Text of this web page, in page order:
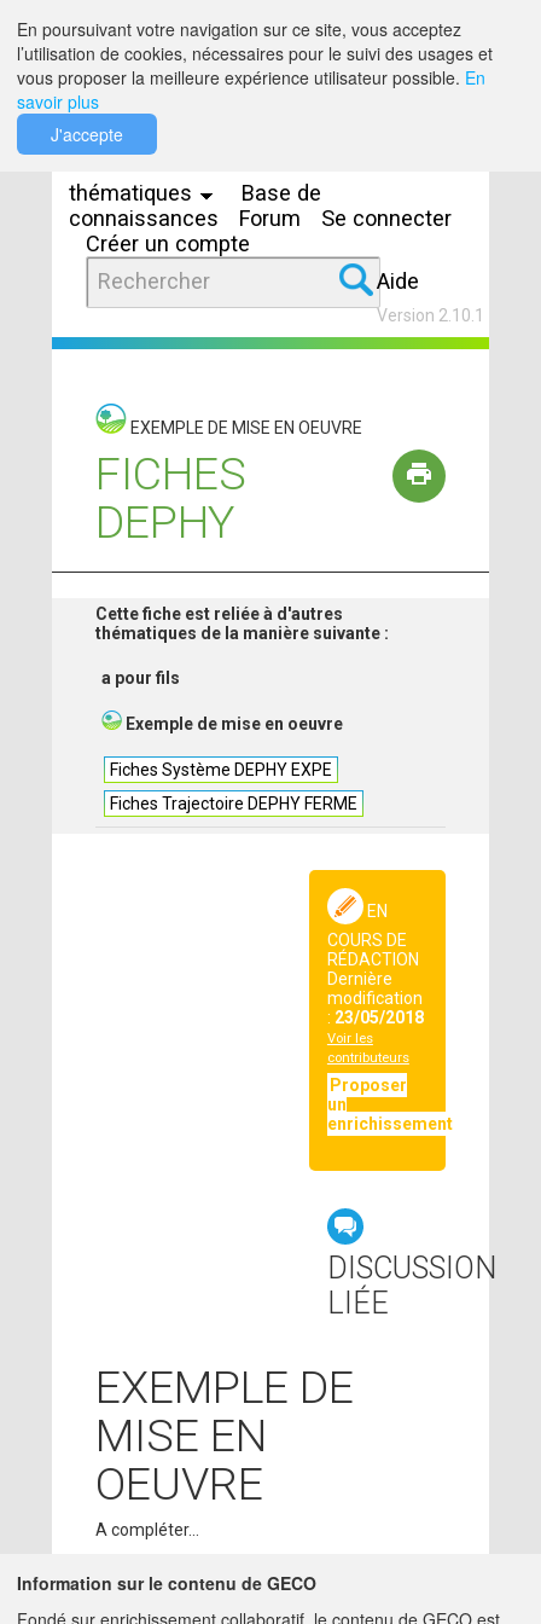
thématiques
Base de
connaissances
Forum
Se connecter
Créer un compte
Aide
Version 2.10.1
EXEMPLE DE MISE EN OEUVRE
FICHES
DEPHY
Cette fiche est reliée à d'autres
thématiques de la manière suivante :
a pour fils
Exemple de mise en oeuvre
Fiches Système DEPHY EXPE
Fiches Trajectoire DEPHY FERME
EN
COURS DE
RÉDACTION
Dernière
modification
: 23/05/2018
Voir les
contributeurs
Proposer
un
enrichissement
DISCUSSION
LIÉE
EXEMPLE DE
MISE EN
OEUVRE
A compléter...
CONTRIBUTEURS
En poursuivant votre navigation sur ce site, vous acceptez
l’utilisation de cookies, nécessaires pour le suivi des usages et
vous proposer la meilleure expérience utilisateur possible. En
savoir plus
J'accepte
Information sur le contenu de GECO
Fondé sur enrichissement collaboratif, le contenu de GECO est